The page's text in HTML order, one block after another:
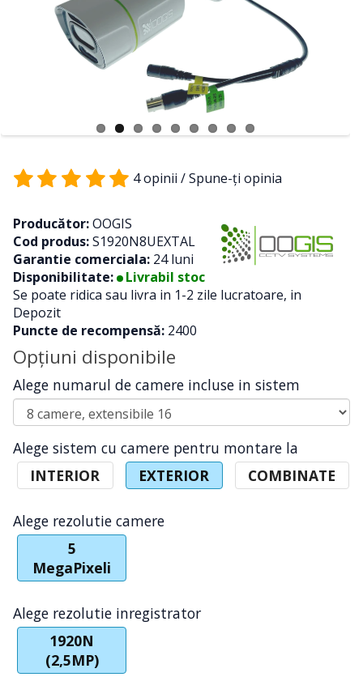
4 opinii /Spune-ţi opinia
Producător:OOGIS
Cod produs:S1920N8UEXTAL
Garantie comerciala: 24 luni
Disponibilitate:
Livrabil stoc
Se poate ridica sau livra in 1-2 zile lucratoare, in
Depozit
Puncte de recompensă: 2400
Opţiuni disponibile
Alege numarul de camere incluse in sistem
Alege sistem cu camere pentru montare la
INTERIOR
EXTERIOR COMBINATE
Alege rezolutie camere
5
MegaPixeli
Alege rezolutie inregistrator
1920N
(2,5MP)